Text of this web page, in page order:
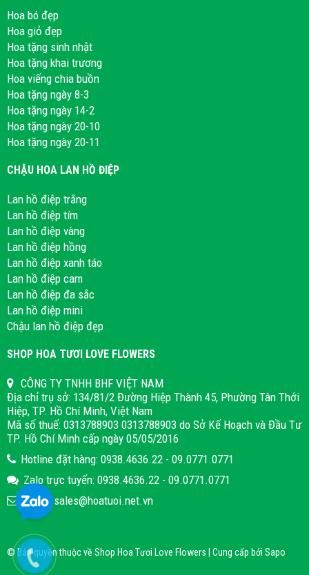
Hoa bó đẹp
Hoa giỏ đẹp
Hoa tặng sinh nhật
Hoa tặng khai trương
Hoa viếng chia buồn
Hoa tặng ngày 8-3
Hoa tặng ngày 14-2
Hoa tặng ngày 20-10
Hoa tặng ngày 20-11
CHẬU HOA LAN HỒ ĐIỆP
Lan hồ điệp trắng
Lan hồ điệp tím
Lan hồ điệp vàng
Lan hồ điệp hồng
Lan hồ điệp xanh táo
Lan hồ điệp cam
Lan hồ điệp đa sắc
Lan hồ điệp mini
Chậu lan hồ điệp đẹp
SHOP HOA TƯƠI LOVE FLOWERS
CÔNG TY TNHH BHF VIỆT NAM
Địa chỉ trụ sở: 134/81/2 Đường Hiệp Thành 45, Phường Tân Thới
Hiệp, TP. Hồ Chí Minh, Việt Nam
Mã số thuế: 0313788903 0313788903 do Sở Kế Hoạch và Đầu Tư
TP. Hồ Chí Minh cấp ngày 05/05/2016
Hotline đặt hàng: 0938.4636.22 - 09.0771.0771
Zalo trực tuyến: 0938.4636.22 - 09.0771.0771
Email: sales@hoatuoi.net.vn
© Bản quyền thuộc về Shop Hoa Tươi Love Flowers | Cung cấp bởi Sapo